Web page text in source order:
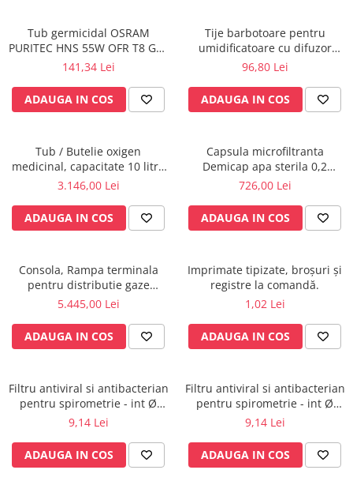
Electrochirurgie
Manere pentru electrocautere
Cabluri pentru pensele bipolare
Cabluri conectare electrozi neutri
Electrozi neutri
Radiocautere
Aspiratoare de fum
Criocautere
Consumabile medicale si Accesorii
Hartie
Accesorii pentru perfuzie
Geluri
Filtre antibacteriene si antivirale
Ochelari de protectie
Gel ECO
Cabluri EKG (10 fire)
Electrozi ECG / EKG
Sonde TOCO
Tub germicidal OSRAM
PURITEC HNS 55W OFR T8 G13
UVC pentru lampa bactericida
aer
141,34 Lei
ADAUGA IN COS
Tije barbotoare pentru
umidificatoare cu difuzor
oxigen, set x 10 buc.
96,80 Lei
ADAUGA IN COS
Tub / Butelie oxigen
medicinal, capacitate 10 litri,
cu Regulator MediVital - GCE
3.146,00 Lei
ADAUGA IN COS
Capsula microfiltranta
Demicap apa sterila 0,2
microni 60 cicluri cu gat gros
726,00 Lei
ADAUGA IN COS
Consola, Rampa terminala
pentru distributie gaze
medicale si circuite electrice
5.445,00 Lei
ADAUGA IN COS
Imprimate tipizate, broșuri și
registre la comandă.
1,02 Lei
ADAUGA IN COS
Filtru antiviral si antibacterian
pentru spirometrie - int Ø
27,0 x ext Ø 30,5 mm / int Ø
9,14 Lei
ADAUGA IN COS
Filtru antiviral si antibacterian
pentru spirometrie - int Ø
27,0 x ext Ø 30,0 mm / int Ø
9,14 Lei
ADAUGA IN COS